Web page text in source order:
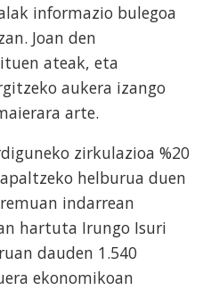
informazio bulegoa
Joan den
ateak, eta
aukera izango
arte.
zirkulazioa %20
helburua duen
indarrean
hartuta Irungo Isuri
dauden 1.540
ekonomikoan